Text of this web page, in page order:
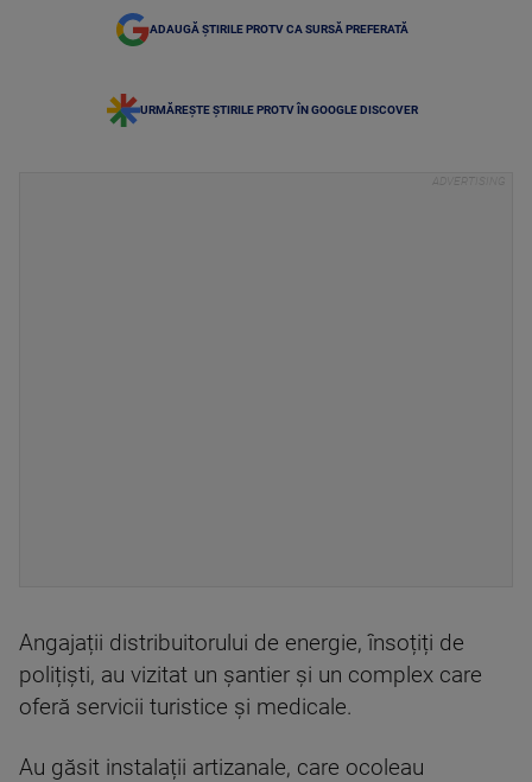
ADAUGĂ ȘTIRILE PROTV CA SURSĂ PREFERATĂ
URMĂREȘTE ȘTIRILE PROTV ÎN GOOGLE DISCOVER
Angajații distribuitorului de energie, însoțiți de
polițiști, au vizitat un șantier și un complex care
oferă servicii turistice și medicale.
Au găsit instalații artizanale, care ocoleau